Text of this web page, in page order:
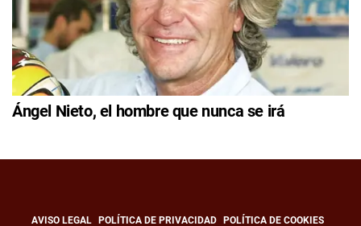
Ángel Nieto, el hombre que nunca se irá
AVISO LEGAL POLÍTICA DE PRIVACIDAD
POLÍTICA DE COOKIES